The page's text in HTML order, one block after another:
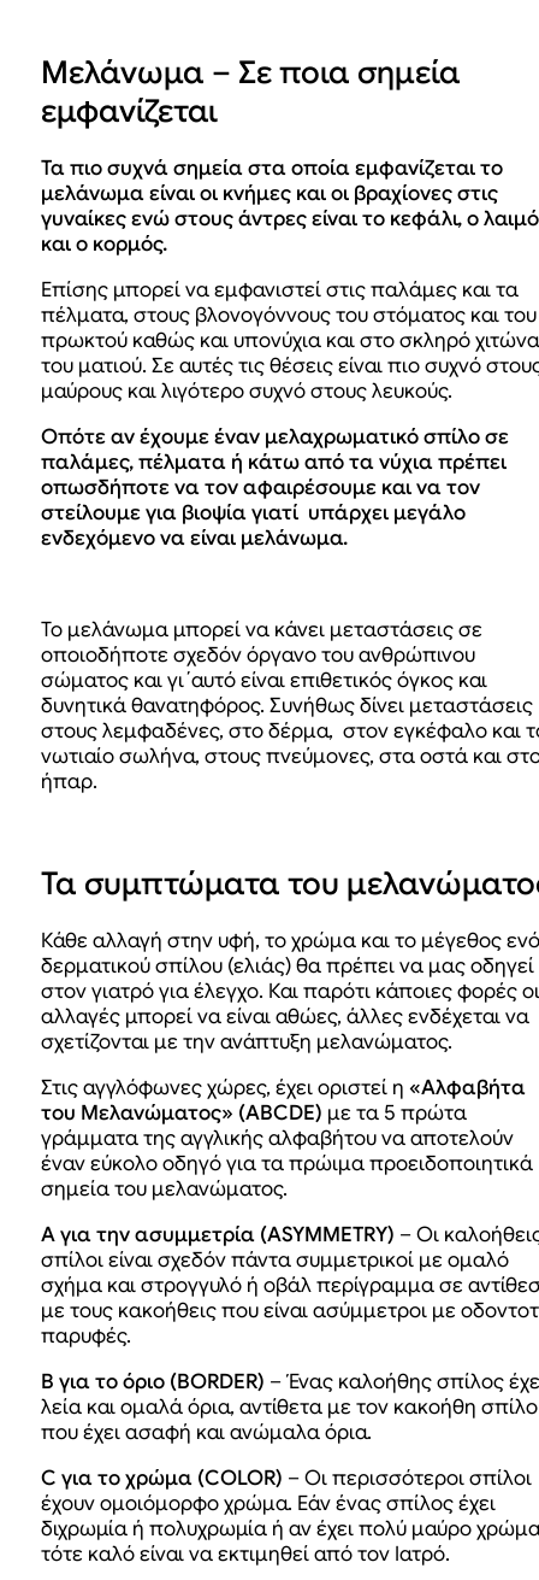
Μελάνωμα – Σε ποια σημεία
εμφανίζεται
Τα πιο συχνά σημεία στα οποία εμφανίζεται το
μελάνωμα είναι οι κνήμες και οι βραχίονες στις
γυναίκες ενώ στους άντρες είναι το κεφάλι, ο
και ο κορμός.
Επίσης μπορεί να εμφανιστεί στις παλάμες και τα
πέλματα, στους βλονογόννους του στόματος και του
πρωκτού καθώς και υπονύχια και στο σκληρό χιτώνα
του ματιού. Σε αυτές τις θέσεις είναι πιο συχνό
μαύρους και λιγότερο συχνό στους λευκούς.
Οπότε αν έχουμε έναν μελαχρωματικό σπίλο σε
παλάμες, πέλματα ή κάτω από τα νύχια πρέπει
οπωσδήποτε να τον αφαιρέσουμε και να τον
στείλουμε για βιοψία γιατί υπάρχει μεγάλο
ενδεχόμενο να είναι μελάνωμα.
Το μελάνωμα μπορεί να κάνει μεταστάσεις σε
οποιοδήποτε σχεδόν όργανο του ανθρώπινου
σώματος και γι΄αυτό είναι επιθετικός όγκος και
δυνητικά θανατηφόρος. Συνήθως δίνει μεταστάσεις
στους λεμφαδένες, στο δέρμα, στον εγκέφαλο και
νωτιαίο σωλήνα, στους πνεύμονες, στα οστά και
ήπαρ.
Τα συμπτώματα του
Κάθε αλλαγή στην υφή, το χρώμα και το μέγεθος
δερματικού σπίλου (ελιάς) θα πρέπει να μας οδηγεί
στον γιατρό για έλεγχο. Και παρότι κάποιες φορές οι
αλλαγές μπορεί να είναι αθώες, άλλες ενδέχεται να
σχετίζονται με την ανάπτυξη μελανώματος.
Στις αγγλόφωνες χώρες, έχει οριστεί η «Αλφαβήτα
του Μελανώματος» (ABCDE) με τα 5 πρώτα
γράμματα της αγγλικής αλφαβήτου να αποτελούν
έναν εύκολο οδηγό για τα πρώιμα προειδοποιητικά
σημεία του μελανώματος.
Α για την ασυμμετρία (ASYMMETRY) – Οι
σπίλοι είναι σχεδόν πάντα συμμετρικοί με ομαλό
σχήμα και στρογγυλό ή οβάλ περίγραμμα σε
με τους κακοήθεις που είναι ασύμμετροι με
παρυφές.
Β για το όριο (BORDER) – Ένας καλοήθης σπίλος
λεία και ομαλά όρια, αντίθετα με τον κακοήθη σπίλο
που έχει ασαφή και ανώμαλα όρια.
C για το χρώμα (COLOR) – Οι περισσότεροι σπίλοι
έχουν ομοιόμορφο χρώμα. Εάν ένας σπίλος έχει
διχρωμία ή πολυχρωμία ή αν έχει πολύ μαύρο
τότε καλό είναι να εκτιμηθεί από τον Ιατρό.